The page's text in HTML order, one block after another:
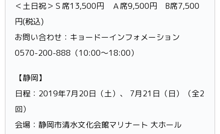
＜土日祝＞Ｓ席13,500円 Ａ席9,500円 B席7,500
円(税込)
お問い合わせ：キョードーインフォメーション
0570-200-888（10:00～18:00）
【静岡】
日程：2019年7月20日（土）、 7月21日（日）（全2
回）
会場：静岡市清水文化会館マリナート 大ホール